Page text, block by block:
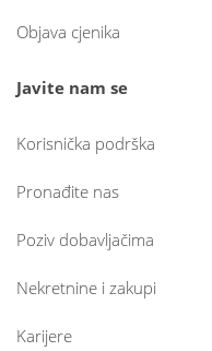
Objava cjenika
Javite nam se
Korisnička podrška
Pronađite nas
Poziv dobavljačima
Nekretnine i zakupi
Karijere